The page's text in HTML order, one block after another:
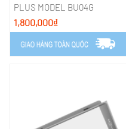
PLUS MODEL BU04G
1,800,000₫